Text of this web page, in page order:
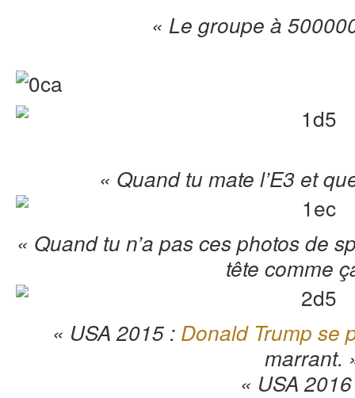
« Le groupe à
« Quand tu mate l’E3 et
« Quand tu n’a pas ces photos de
tête comme
« USA 2015 : Donald Trump se
marrant.
« USA